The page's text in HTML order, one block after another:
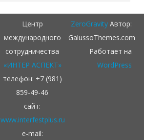
Центр
международного
сотрудничества
«ИНТЕР АСПЕКТ»
телефон: +7 (981)
859-49-46
сайт:
www.interfestplus.ru
e-mail:
ZeroGravityАвтор:
GalussoThemes.com
Работает на
WordPress